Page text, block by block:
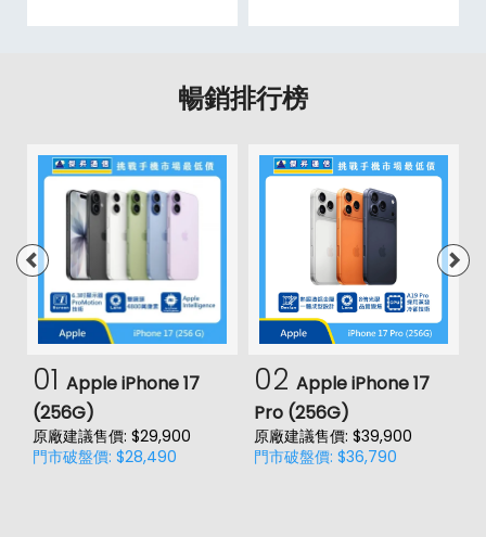
暢銷排行榜
01 Apple iPhone 17
(256G)
原廠建議售價: $29,900
門市破盤價: $28,490
02 Apple iPhone 17
Pro (256G)
原廠建議售價: $39,900
門市破盤價: $36,790